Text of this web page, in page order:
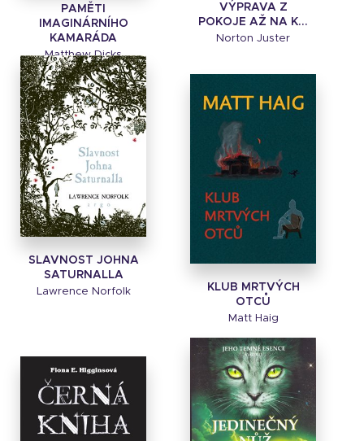
PAMĚTI
IMAGINÁRNÍHO
KAMARÁDA
Matthew Dicks
VÝPRAVA Z
POKOJE AŽ NA K...
Norton Juster
SLAVNOST JOHNA
SATURNALLA
Lawrence Norfolk
KLUB MRTVÝCH
OTCŮ
Matt Haig